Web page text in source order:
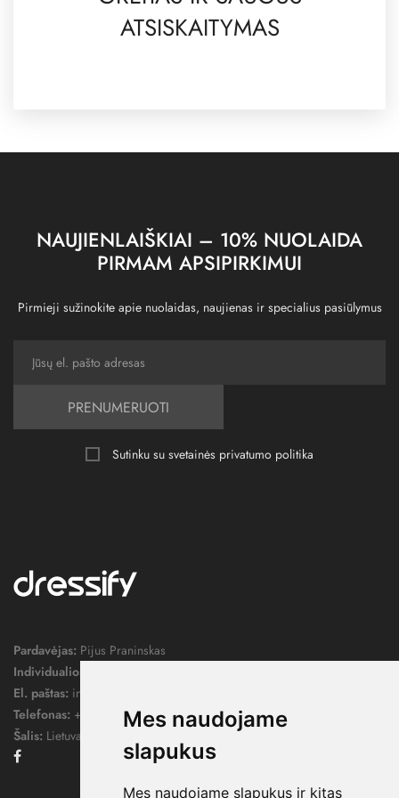
Mes naudojame
slapukus
Mes naudojame slapukus ir kitas
ATSISKAITYMAS
NAUJIENLAIŠKIAI – 10% NUOLAIDA
PIRMAM APSIPIRKIMUI
Pirmieji sužinokite apie nuolaidas, naujienas ir specialius pasiūlymus
PRENUMERUOTI
Sutinku su svetainės privatumo politika
Pardavėjas: Pijus Praninskas
Individualios veiklos pažymos nr.:
El. paštas: info@dressify.lt
Telefonas: +370 676 78578
Šalis: Lietuva